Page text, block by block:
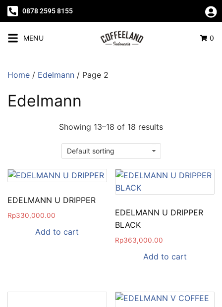
0878 2595 8155
MENU 0
Home / Edelmann / Page 2
Edelmann
Showing 13–18 of 18 results
EDELMANN U DRIPPER
Rp330,000.00
Add to cart
EDELMANN U DRIPPER
BLACK
Rp363,000.00
Add to cart